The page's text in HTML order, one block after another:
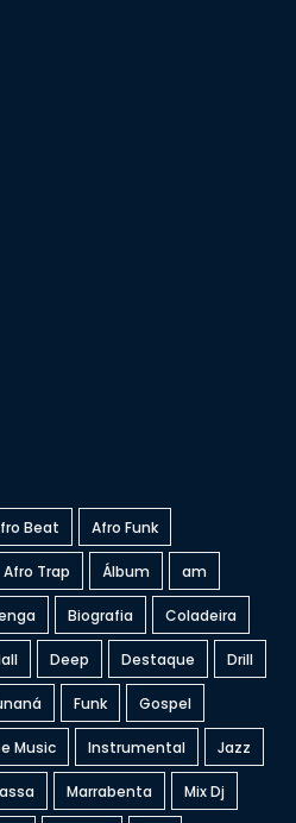
Beat Afro Funk
Afro Trap Álbum am
Biografia Coladeira
Deep Destaque Drill
Funk Gospel
Music Instrumental Jazz
Marrabenta Mix Dj